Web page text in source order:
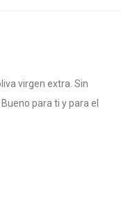
virgen extra. Sin
para ti y para el